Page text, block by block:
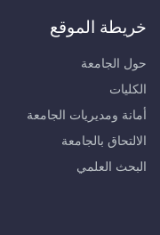
خريطة الموقع
حول الجامعة
الكليات
أمانة ومديريات الجامعة
الالتحاق بالجامعة
البحث العلمي